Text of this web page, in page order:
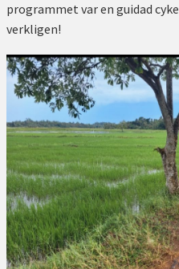
programmet var en guidad
verkligen!